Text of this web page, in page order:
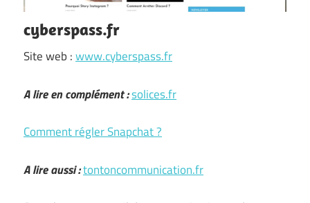
cyberspass.fr
Site web :www.cyberspass.fr
A lire en complément :solices.fr
Comment régler Snapchat ?
A lire aussi :tontoncommunication.fr